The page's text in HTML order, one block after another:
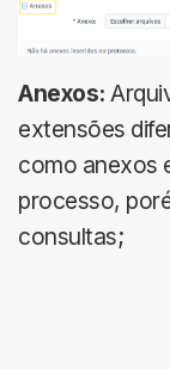
Anexos:
extensões
como anexos
processo,
consultas;